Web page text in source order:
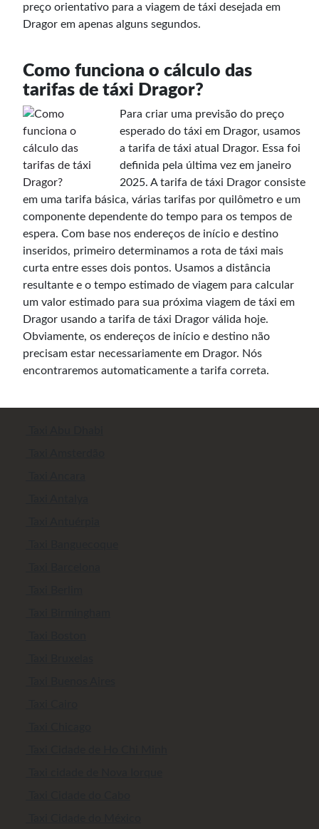
preço orientativo para a viagem de táxi desejada em
Dragor em apenas alguns segundos.
Como funciona o cálculo das
tarifas de táxi Dragor?
Para criar uma previsão do preço
esperado do táxi em Dragor, usamos
a tarifa de táxi atual Dragor. Essa foi
definida pela última vez em janeiro
2025. A tarifa de táxi Dragor consiste
em uma tarifa básica, várias tarifas por quilômetro e um
componente dependente do tempo para os tempos de
espera. Com base nos endereços de início e destino
inseridos, primeiro determinamos a rota de táxi mais
curta entre esses dois pontos. Usamos a distância
resultante e o tempo estimado de viagem para calcular
um valor estimado para sua próxima viagem de táxi em
Dragor usando a tarifa de táxi Dragor válida hoje.
Obviamente, os endereços de início e destino não
precisam estar necessariamente em Dragor. Nós
encontraremos automaticamente a tarifa correta.